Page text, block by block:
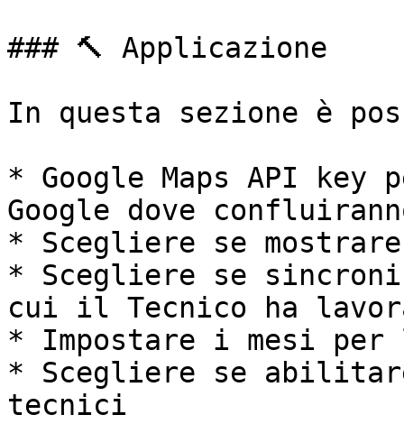
### 🔨 Applicazione
In questa sezione è
* Google Maps API
Google dove
* Scegliere se
* Scegliere se
cui il Tecnico ha
* Impostare i mesi
* Scegliere se
tecnici